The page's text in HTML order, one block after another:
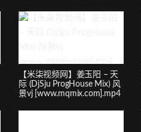
【米柒视频网】姜玉阳 – 天
际 (DjSju ProgHouse Mix) 风
景vj [www.mqmix.com].mp4